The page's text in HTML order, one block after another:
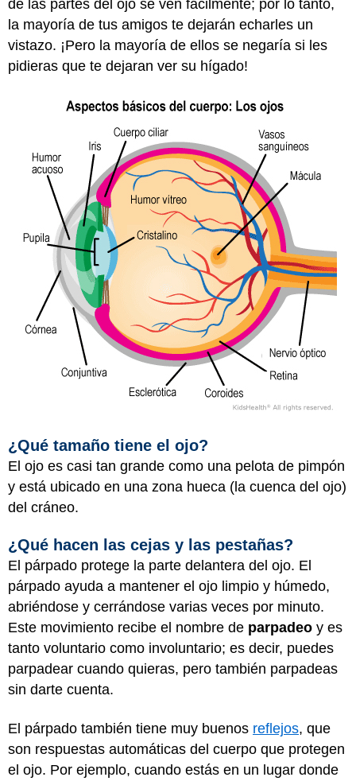
de las partes del ojo se ven fácilmente; por lo tanto,
la mayoría de tus amigos te dejarán echarles un
vistazo. ¡Pero la mayoría de ellos se negaría si les
pidieras que te dejaran ver su hígado!
¿Qué tamaño tiene el ojo?
El ojo es casi tan grande como una pelota de pimpón
y está ubicado en una zona hueca (la cuenca del ojo)
del cráneo.
¿Qué hacen las cejas y las pestañas?
El párpado protege la parte delantera del ojo. El
párpado ayuda a mantener el ojo limpio y húmedo,
abriéndose y cerrándose varias veces por minuto.
Este movimiento recibe el nombre de parpadeo y es
tanto voluntario como involuntario; es decir, puedes
parpadear cuando quieras, pero también parpadeas
sin darte cuenta.
El párpado también tiene muy buenos reflejos, que
son respuestas automáticas del cuerpo que protegen
el ojo. Por ejemplo, cuando estás en un lugar donde